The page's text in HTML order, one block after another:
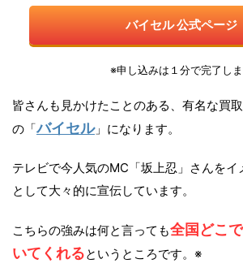
バイセル 公式ページ
※申し込みは１分で完了し
皆さんも見かけたことのある、有名な買
の「バイセル」になります。
テレビで今人気のMC「坂上忍」さんをイ
として大々的に宣伝しています。
こちらの強みは何と言っても全国どこ
いてくれるというところです。※